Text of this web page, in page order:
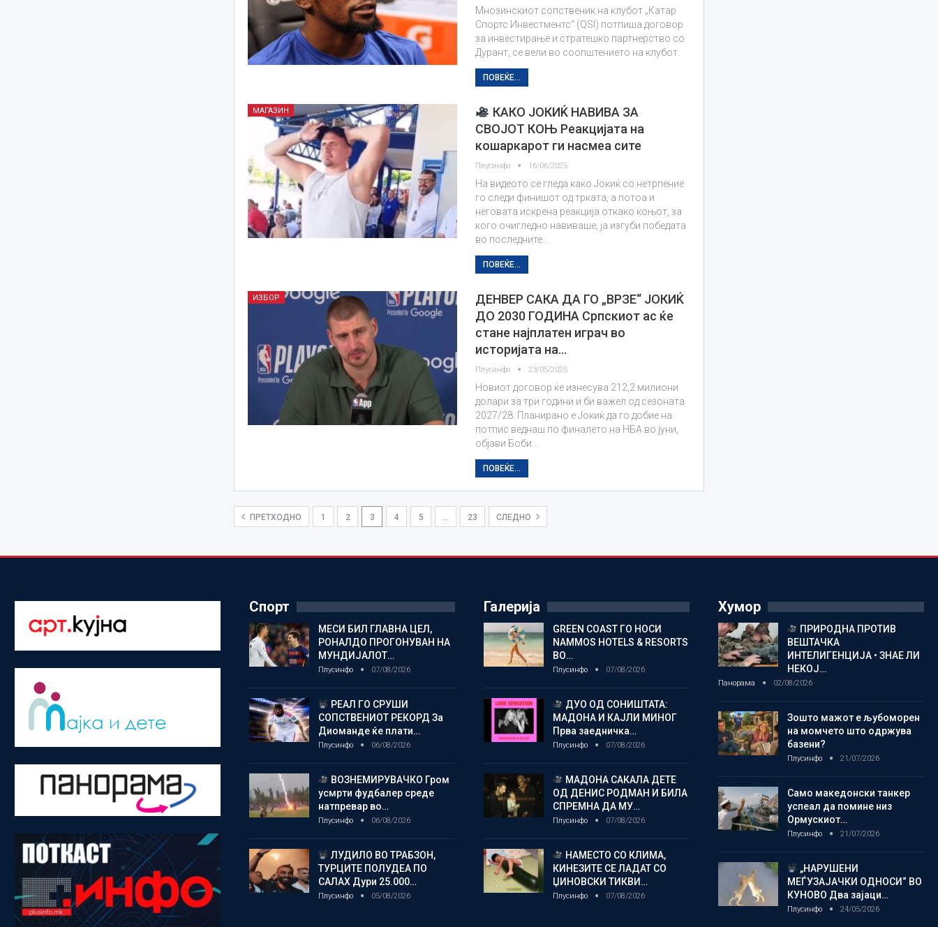
Мнозинскиот сопственик на клубот „Катар
Спортс Инвестментс“ (QSI) потпиша договор
за инвестирање и стратешко партнерство со
Дурант, се вели во соопштението на клубот.
ПОВЕЌЕ...
МАГАЗИН
КАКО ЈОКИЌ НАВИВА ЗА
СВОЈОТ КОЊ Реакцијата на
кошаркарот ги насмеа сите
Плусинфо 16/06/2025
На видеото се гледа како Јокиќ со нетрпение
го следи финишот од трката, а потоа и
неговата искрена реакција откако коњот, за
кого очигледно навиваше, ја изгуби победата
во последните…
ПОВЕЌЕ...
ИЗБОР
ДЕНВЕР САКА ДА ГО „ВРЗЕ“ ЈОКИЌ
ДО 2030 ГОДИНА Српскиот ас ќе
стане најплатен играч во
историјата на…
Плусинфо 23/05/2025
Новиот договор ќе изнесува 212,2 милиони
долари за три години и би важел од сезоната
2027/28. Планирано е Јокиќ да го добие на
потпис веднаш по финалето на НБА во јуни,
објави Боби…
ПОВЕЌЕ...
ПРЕТХОДНО 1 2 3 4 5 … 23 СЛЕДНО
Спорт
МЕСИ БИЛ ГЛАВНА ЦЕЛ,
РОНАЛДО ПРОГОНУВАН НА
МУНДИЈАЛОТ…
Плусинфо 07/08/2026
РЕАЛ ГО СРУШИ
СОПСТВЕНИОТ РЕКОРД За
Диоманде ќе плати…
Плусинфо 06/08/2026
ВОЗНЕМИРУВАЧКО Гром
усмрти фудбалер среде
натпревар во…
Плусинфо 06/08/2026
ЛУДИЛО ВО ТРАБЗОН,
ТУРЦИТЕ ПОЛУДЕА ПО
САЛАХ Дури 25.000…
Плусинфо 05/08/2026
Галерија
GREEN COAST ГО НОСИ
NAMMOS HOTELS & RESORTS
ВО…
Плусинфо 07/08/2026
ДУО ОД СОНИШТАТА:
МАДОНА И КАЈЛИ МИНОГ
Прва заедничка…
Плусинфо 07/08/2026
МАДОНА САКАЛА ДЕТЕ
ОД ДЕНИС РОДМАН И БИЛА
СПРЕМНА ДА МУ…
Плусинфо 07/08/2026
НАМЕСТО СО КЛИМА,
КИНЕЗИТЕ СЕ ЛАДАТ СО
ЏИНОВСКИ ТИКВИ…
Плусинфо 07/08/2026
Хумор
ПРИРОДНА ПРОТИВ
ВЕШТАЧКА
ИНТЕЛИГЕНЦИЈА • ЗНАЕ ЛИ
НЕКОЈ…
Панорама 02/08/2026
Зошто мажот е љубоморен
на момчето што одржува
базени?
Плусинфо 21/07/2026
Само македонски танкер
успеал да помине низ
Ормускиот…
Плусинфо 21/07/2026
„НАРУШЕНИ
МЕЃУЗАЈАЧКИ ОДНОСИ“ ВО
КУНОВО Два зајаци…
Плусинфо 24/05/2026